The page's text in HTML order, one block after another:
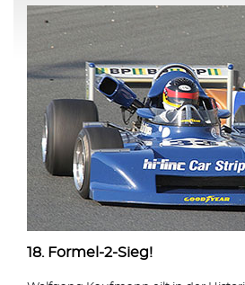
18. Formel-2-Sieg!